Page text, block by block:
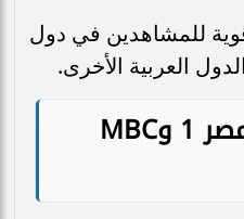
للمشاهدين في دول
العربية الأخرى.
الفرق بين MBC مصر 1 وMBC